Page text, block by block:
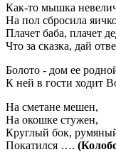
Как-то мышка
На пол сбросила
Плачет баба, плачет
Что за сказка, дай
Болото - дом ее
К ней в гости ходит
На сметане мешен,
На окошке стужен,
Круглый бок,
Покатился ….